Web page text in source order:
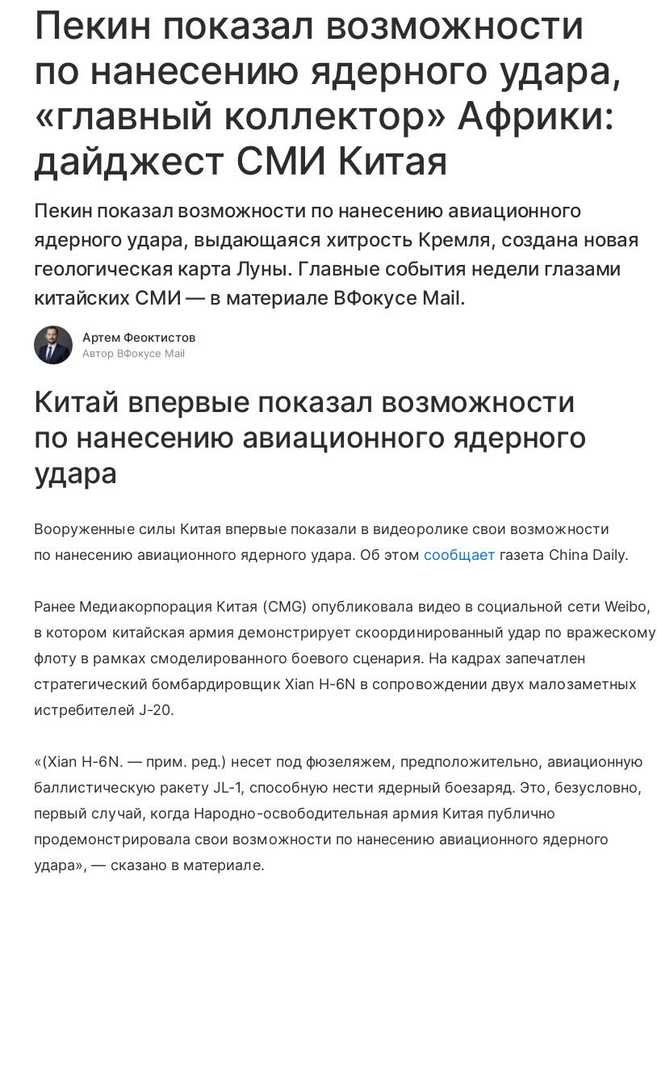
Пекин показал возможности
по нанесению ядерного удара,
«главный коллектор» Африки:
дайджест СМИ Китая
Пекин показал возможности по нанесению авиационного
ядерного удара, выдающаяся хитрость Кремля, создана новая
геологическая карта Луны. Главные события недели глазами
китайских СМИ — в материале ВФокусе Mail.
Артем Феоктистов
Автор ВФокусе Mail
Китай впервые показал возможности
по нанесению авиационного ядерного
удара
Вооруженные силы Китая впервые показали в видеоролике свои возможности
по нанесению авиационного ядерного удара. Об этом сообщает газета China Daily.
Ранее Медиакорпорация Китая (CMG) опубликовала видео в социальной сети Weibo,
в котором китайская армия демонстрирует скоординированный удар по вражескому
флоту в рамках смоделированного боевого сценария. На кадрах запечатлен
стратегический бомбардировщик Xian H-6N в сопровождении двух малозаметных
истребителей J-20.
«(Xian H-6N. — прим. ред.) несет под фюзеляжем, предположительно, авиационную
баллистическую ракету JL-1, способную нести ядерный боезаряд. Это, безусловно,
первый случай, когда Народно-освободительная армия Китая публично
продемонстрировала свои возможности по нанесению авиационного ядерного
удара», — сказано в материале.